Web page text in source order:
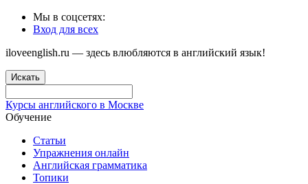
Мы в соцсетях:
Вход для всех
iloveenglish.ru — здесь влюбляются в английский язык!
Искать
Курсы английского в Москве
Обучение
Статьи
Упражнения онлайн
Английская грамматика
Топики